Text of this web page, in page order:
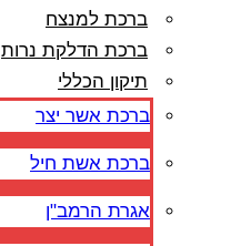
ברכת למנצח
ברכת הדלקת נרות
תיקון הכללי
ברכת אשר יצר
ברכת אשת חיל
אגרת הרמב"ן